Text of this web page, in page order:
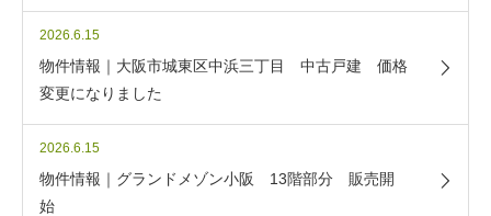
2026.6.15
物件情報｜大阪市城東区中浜三丁目 中古戸建 価格
変更になりました
2026.6.15
物件情報｜グランドメゾン小阪 13階部分 販売開
始